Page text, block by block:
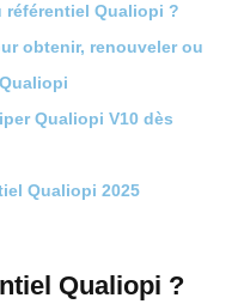
référentiel Qualiopi ?
obtenir, renouveler ou
Qualiopi V10 dès
Qualiopi 2025
Qualiopi ?